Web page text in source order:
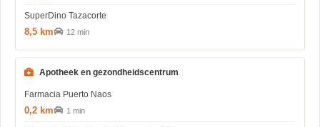
SuperDino Tazacorte
8,5 km 12 min
Apotheek en gezondheidscentrum
Farmacia Puerto Naos
0,2 km 1 min